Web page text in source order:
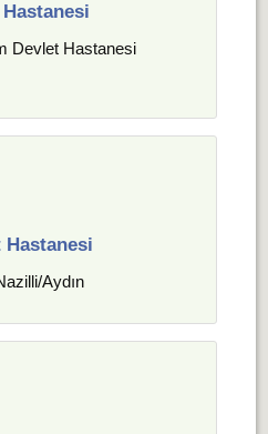
Devlet Hastanesi
Hastanesi
Aydın